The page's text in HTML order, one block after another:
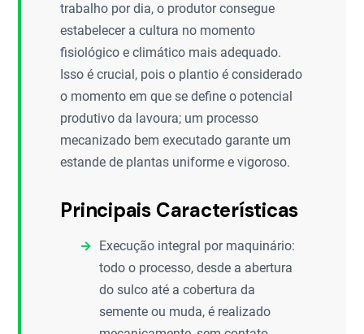
trabalho por dia, o produtor consegue
estabelecer a cultura no momento
fisiológico e climático mais adequado.
Isso é crucial, pois o plantio é considerado
o momento em que se define o potencial
produtivo da lavoura; um processo
mecanizado bem executado garante um
estande de plantas uniforme e vigoroso.
Principais Características
Execução integral por maquinário:
todo o processo, desde a abertura
do sulco até a cobertura da
semente ou muda, é realizado